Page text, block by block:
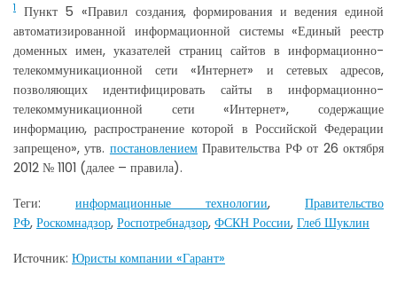
1
Пункт 5 «Правил создания, формирования и ведения единой
автоматизированной информационной системы «Единый реестр
доменных имен, указателей страниц сайтов в информационно-
телекоммуникационной сети «Интернет» и сетевых адресов,
позволяющих идентифицировать сайты в информационно-
телекоммуникационной сети «Интернет», содержащие
информацию, распространение которой в Российской Федерации
запрещено», утв. постановлениемПравительства РФ от 26 октября
2012 № 1101 (далее – правила).
Теги: информационные технологии, Правительство
РФ, Роскомнадзор, Роспотребнадзор, ФСКН России, Глеб Шуклин
Источник: Юристы компании «Гарант»